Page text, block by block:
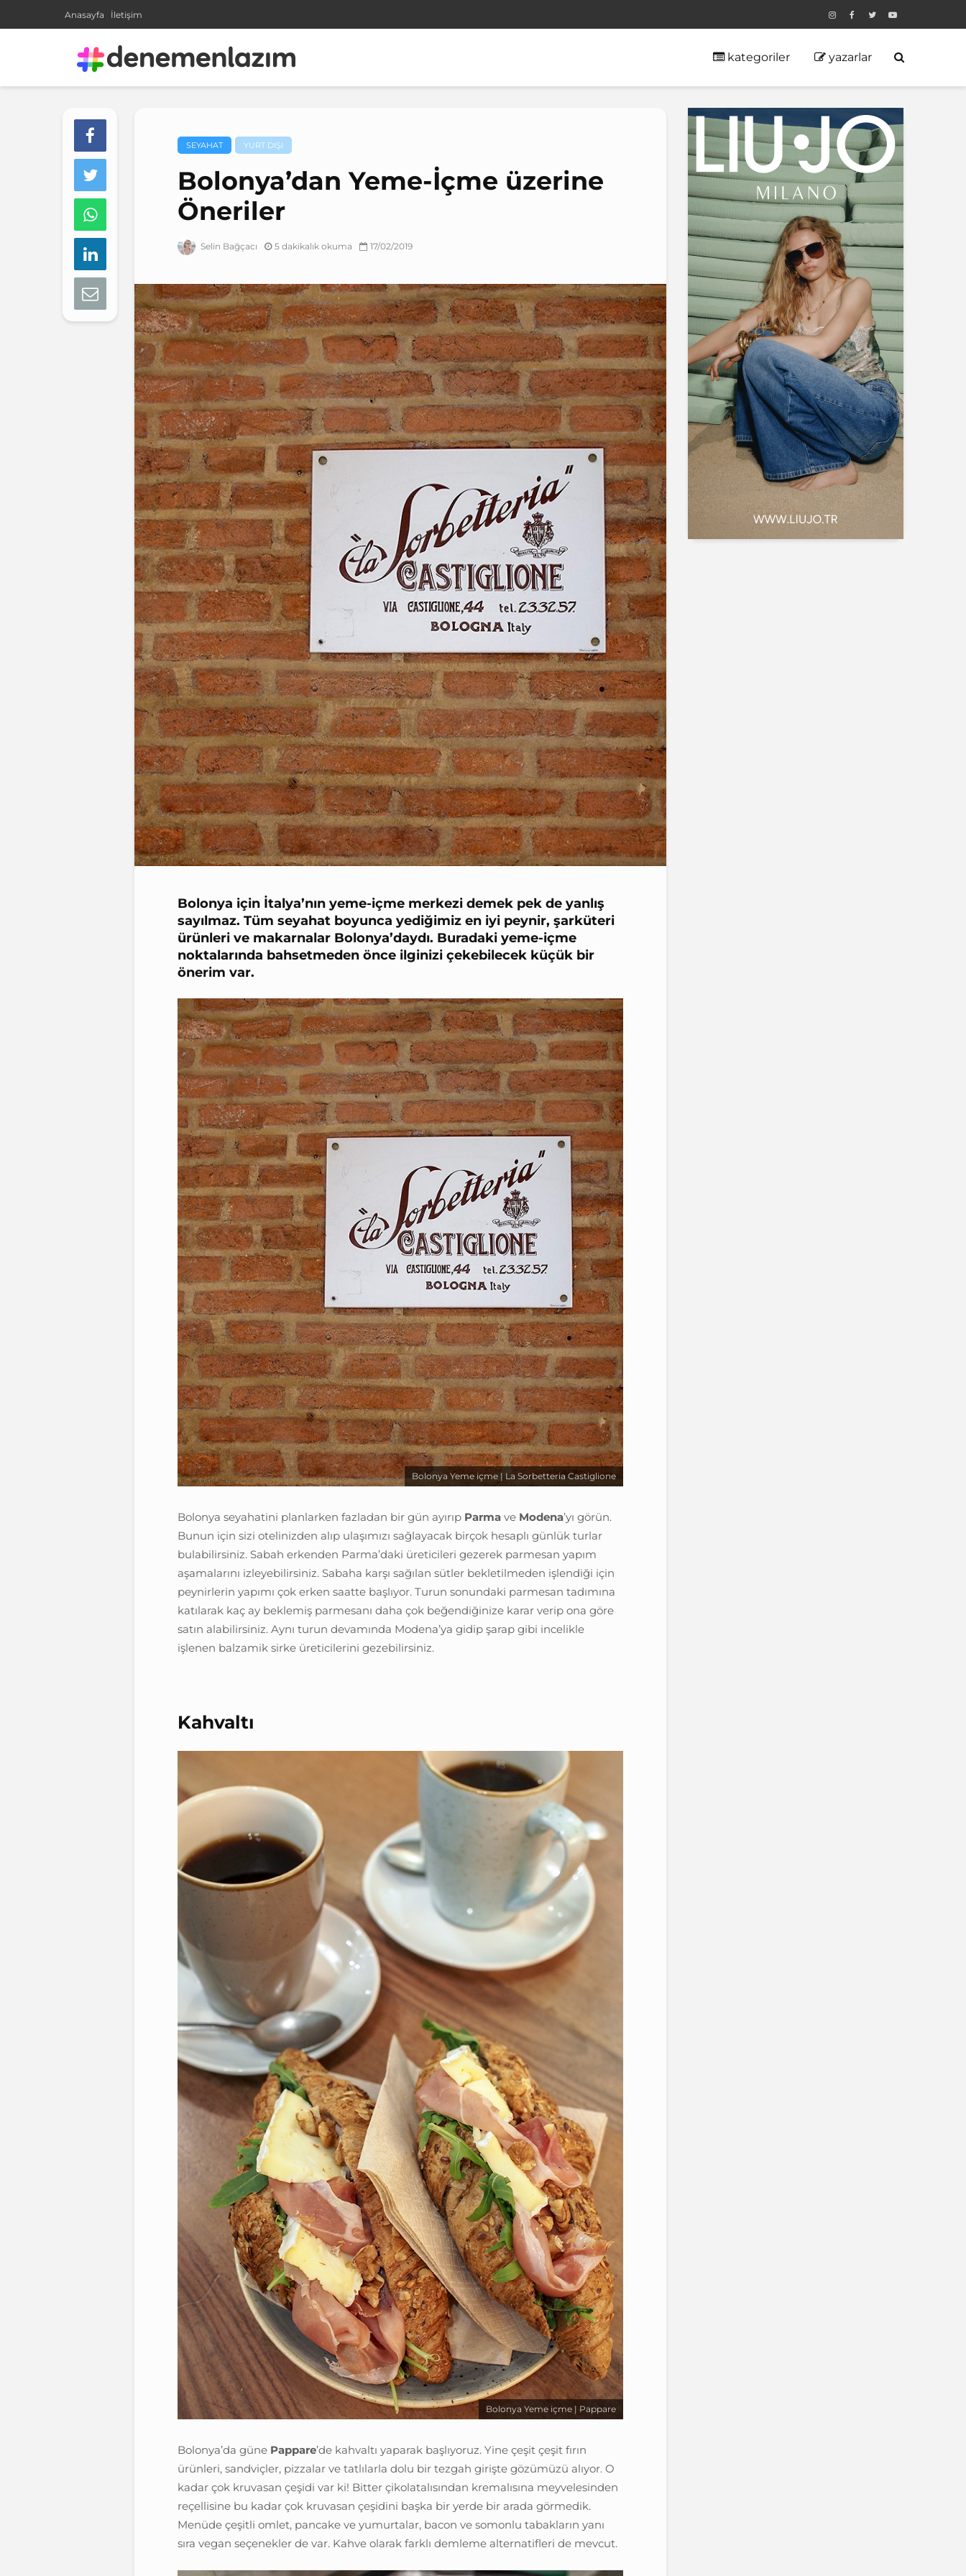
Anasayfa İletişim
kategoriler yazarlar
SEYAHAT YURT DIŞI
Bolonya’dan Yeme-İçme üzerine
Öneriler
Selin Bağçacı 5 dakikalık okuma 17/02/2019
Bolonya için İtalya’nın yeme-içme merkezi demek pek de yanlış
sayılmaz. Tüm seyahat boyunca yediğimiz en iyi peynir, şarküteri
ürünleri ve makarnalar Bolonya’daydı. Buradaki yeme-içme
noktalarında bahsetmeden önce ilginizi çekebilecek küçük bir
önerim var.
Bolonya Yeme içme | La Sorbetteria Castiglione
Bolonya seyahatini planlarken fazladan bir gün ayırıp Parma ve Modena’yı görün.
Bunun için sizi otelinizden alıp ulaşımızı sağlayacak birçok hesaplı günlük turlar
bulabilirsiniz. Sabah erkenden Parma’daki üreticileri gezerek parmesan yapım
aşamalarını izleyebilirsiniz. Sabaha karşı sağılan sütler bekletilmeden işlendiği için
peynirlerin yapımı çok erken saatte başlıyor. Turun sonundaki parmesan tadımına
katılarak kaç ay beklemiş parmesanı daha çok beğendiğinize karar verip ona göre
satın alabilirsiniz. Aynı turun devamında Modena’ya gidip şarap gibi incelikle
işlenen balzamik sirke üreticilerini gezebilirsiniz.
Kahvaltı
Bolonya Yeme içme | Pappare
Bolonya’da güne Pappare’de kahvaltı yaparak başlıyoruz. Yine çeşit çeşit fırın
ürünleri, sandviçler, pizzalar ve tatlılarla dolu bir tezgah girişte gözümüzü alıyor. O
kadar çok kruvasan çeşidi var ki! Bitter çikolatalısından kremalısına meyvelesinden
reçellisine bu kadar çok kruvasan çeşidini başka bir yerde bir arada görmedik.
Menüde çeşitli omlet, pancake ve yumurtalar, bacon ve somonlu tabakların yanı
sıra vegan seçenekler de var. Kahve olarak farklı demleme alternatifleri de mevcut.